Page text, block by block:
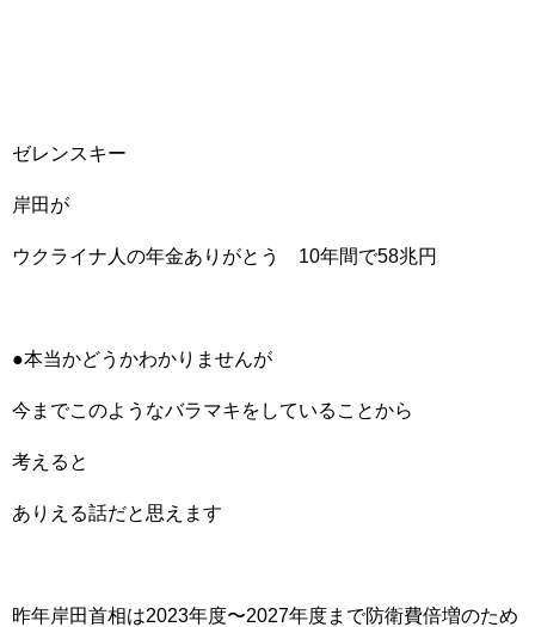
ゼレンスキー
岸田が
ウクライナ人の年金ありがとう 10年間で58兆円
●本当かどうかわかりませんが
今までこのようなバラマキをしていることから
考えると
ありえる話だと思えます
昨年岸田首相は2023年度〜2027年度まで防衛費倍増のため